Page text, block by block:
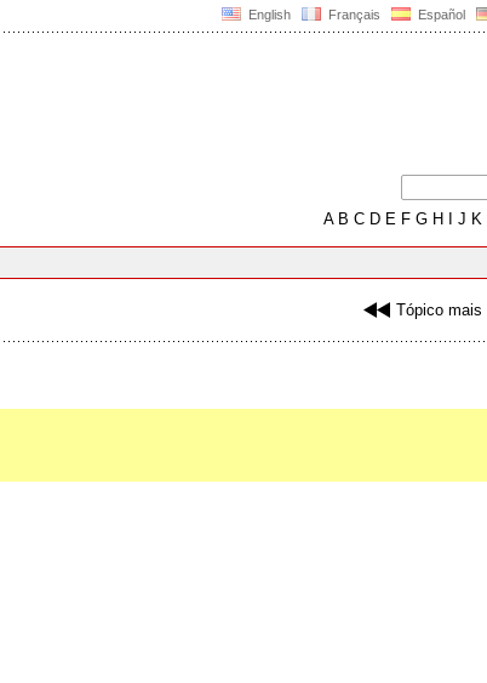
English Français Español
AB C D E F G H J K
Tópico mais